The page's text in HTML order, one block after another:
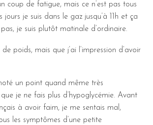
coup de fatigue, mais ce n’est pas tous
jours je suis dans le gaz jusqu’à 11h et ça
je suis plutôt matinale d’ordinaire.
de poids, mais que j’ai l’impression d’avoir
un point quand même très
je ne fais plus d’hypoglycémie. Avant
à avoir faim, je me sentais mal,
les symptômes d’une petite